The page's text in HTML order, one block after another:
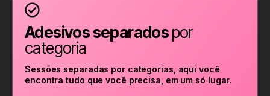
Adesivos separadospor
categoria
Sessões separadas por categorias, aqui você
encontra tudo que você precisa, em um só lugar.